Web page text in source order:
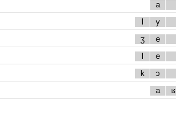
a
l y
ʒ e
l e
k ɔ
a ʁ